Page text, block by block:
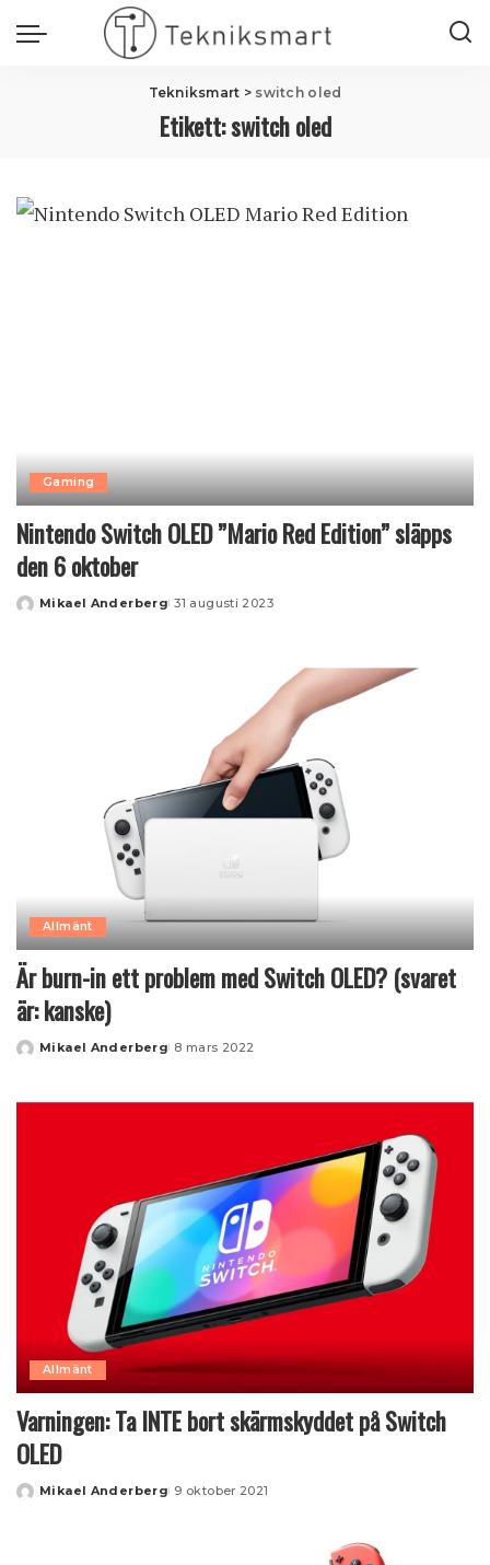
Tekniksmart > switch oled
Etikett:switch oled
Gaming
Nintendo Switch OLED ”Mario Red Edition” släpps
den 6 oktober
Posted
Mikael Anderberg 31 augusti 2023
Allmänt
Är burn-in ett problem med Switch OLED? (svaret
är: kanske)
Posted
Mikael Anderberg 8 mars 2022
Allmänt
Varningen: Ta INTE bort skärmskyddet på Switch
OLED
Posted
Mikael Anderberg 9 oktober 2021